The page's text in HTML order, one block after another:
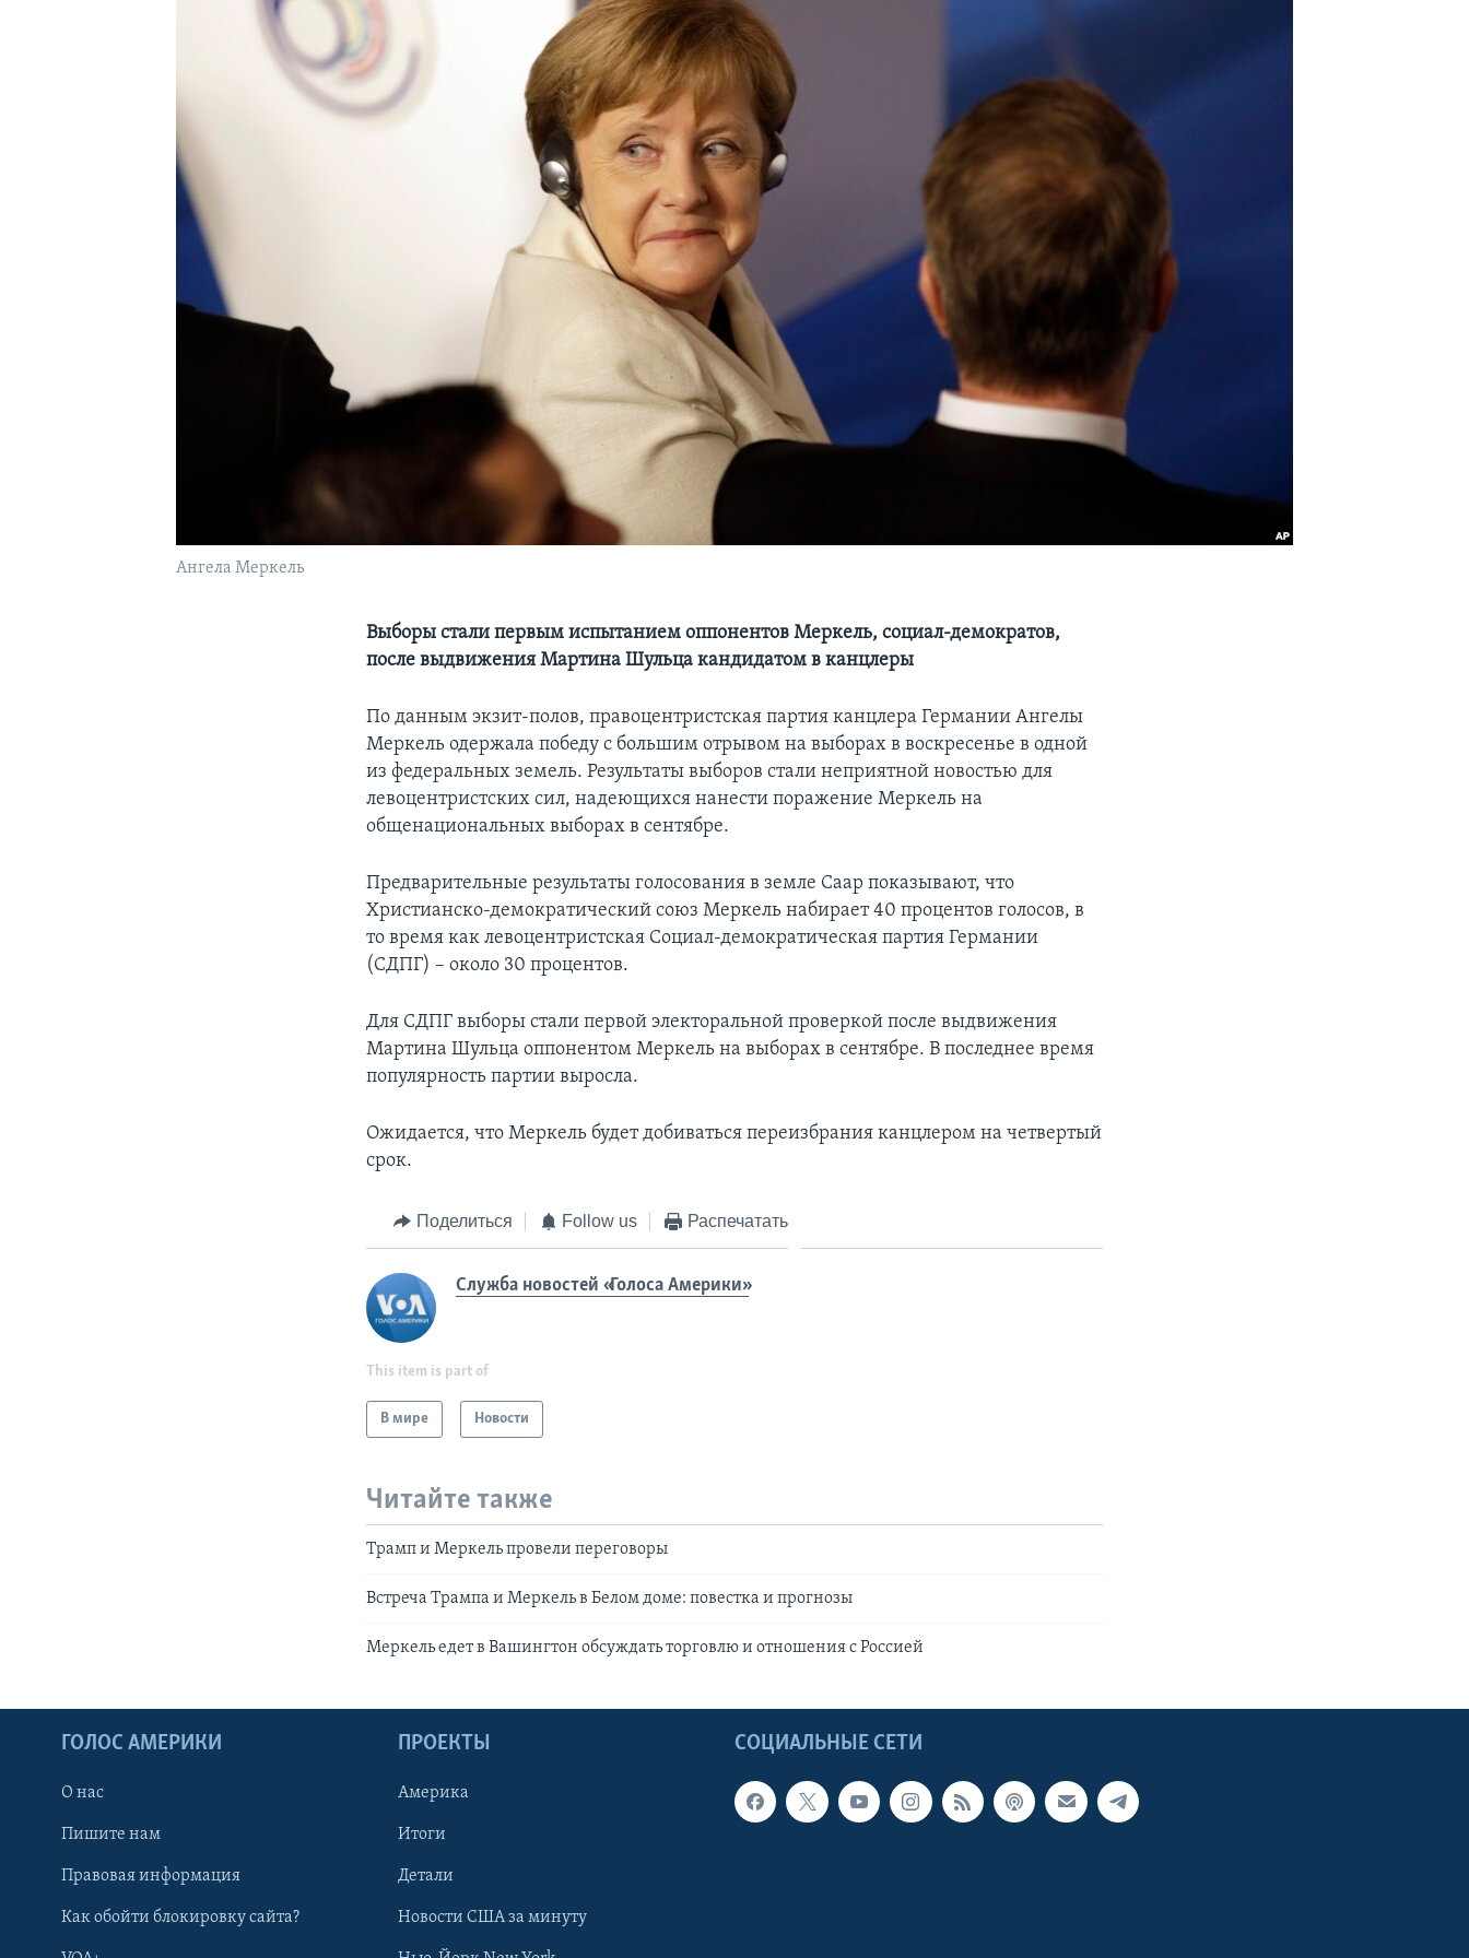
Ангела Меркель
Выборы стали первым испытанием оппонентов Меркель, социал-демократов,
после выдвижения Мартина Шульца кандидатом в канцлеры
По данным экзит-полов, правоцентристская партия канцлера Германии Ангелы
Меркель одержала победу с большим отрывом на выборах в воскресенье в одной
из федеральных земель. Результаты выборов стали неприятной новостью для
левоцентристских сил, надеющихся нанести поражение Меркель на
общенациональных выборах в сентябре.
Предварительные результаты голосования в земле Саар показывают, что
Христианско-демократический союз Меркель набирает 40 процентов голосов, в
то время как левоцентристская Социал-демократическая партия Германии
(СДПГ) – около 30 процентов.
Для СДПГ выборы стали первой электоральной проверкой после выдвижения
Мартина Шульца оппонентом Меркель на выборах в сентябре. В последнее время
популярность партии выросла.
Ожидается, что Меркель будет добиваться переизбрания канцлером на четвертый
срок.
Поделиться Follow us Распечатать
Служба новостей «Голоса Америки»
This item is part of
В мире Новости
Читайте также
Трамп и Меркель провели переговоры
Встреча Трампа и Меркель в Белом доме: повестка и прогнозы
Меркель едет в Вашингтон обсуждать торговлю и отношения с Россией
СОЦИАЛЬНЫЕ СЕТИ
ГОЛОС АМЕРИКИ
О нас
Пишите нам
Правовая информация
Как обойти блокировку сайта?
ПРОЕКТЫ
Америка
Итоги
Детали
Новости США за минуту